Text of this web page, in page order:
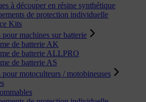
à découper en résine synthétique
de protection individuelle
Kits
pour machines sur batterie
de batterie AK
de batterie ALLPRO
de batterie AS
pour motoculteurs / motobineuses